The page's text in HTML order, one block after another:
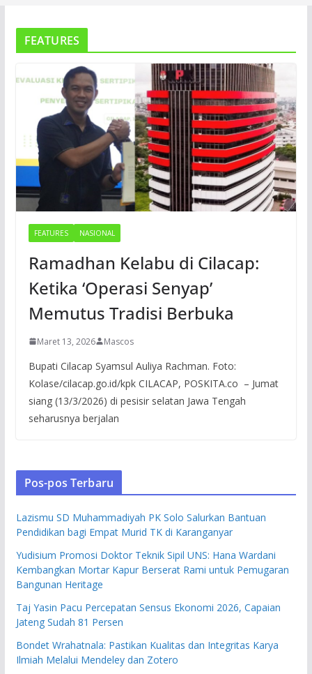
FEATURES
FEATURES NASIONAL
Ramadhan Kelabu di Cilacap:
Ketika ‘Operasi Senyap’
Memutus Tradisi Berbuka
Maret 13, 2026 Mascos
Bupati Cilacap Syamsul Auliya Rachman. Foto:
Kolase/cilacap.go.id/kpk CILACAP, POSKITA.co – Jumat
siang (13/3/2026) di pesisir selatan Jawa Tengah
seharusnya berjalan
Pos-pos Terbaru
Lazismu SD Muhammadiyah PK Solo Salurkan Bantuan
Pendidikan bagi Empat Murid TK di Karanganyar
Yudisium Promosi Doktor Teknik Sipil UNS: Hana Wardani
Kembangkan Mortar Kapur Berserat Rami untuk Pemugaran
Bangunan Heritage
Taj Yasin Pacu Percepatan Sensus Ekonomi 2026, Capaian
Jateng Sudah 81 Persen
Bondet Wrahatnala: Pastikan Kualitas dan Integritas Karya
Ilmiah Melalui Mendeley dan Zotero